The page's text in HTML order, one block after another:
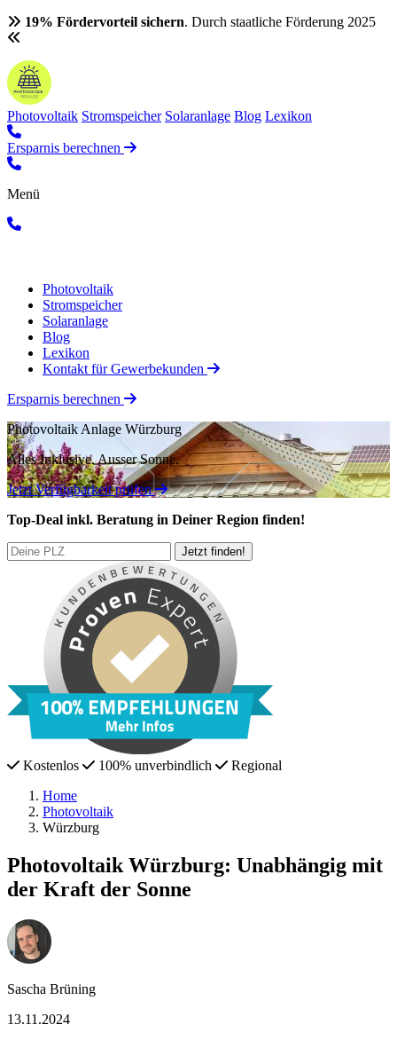
19% Fördervorteil sichern. Durch staatliche Förderung 2025
Photovoltaik Stromspeicher Solaranlage Blog Lexikon
Ersparnis berechnen
Menü
Photovoltaik
Stromspeicher
Solaranlage
Blog
Lexikon
Kontakt für Gewerbekunden
Ersparnis berechnen
Photovoltaik Anlage Würzburg
Alles Inklusive.Ausser Sonne.
Jetzt Verfügbarkeit prüfen
Top-Deal inkl. Beratung in Deiner Region finden!
Kostenlos 100% unverbindlich
Regional
Home
Photovoltaik
Würzburg
Photovoltaik Würzburg: Unabhängig mit
der Kraft der Sonne
Sascha Brüning
13.11.2024